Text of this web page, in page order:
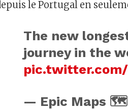
le Portugal en
The new
journey in the
pic.twitter.com/
— Epic Maps 🗺️